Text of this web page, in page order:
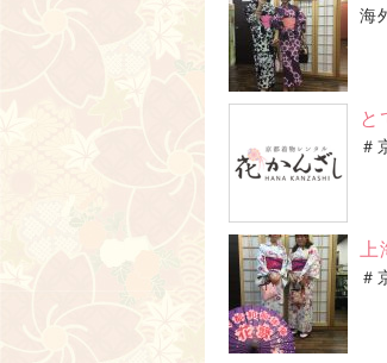
海
と
＃
＃